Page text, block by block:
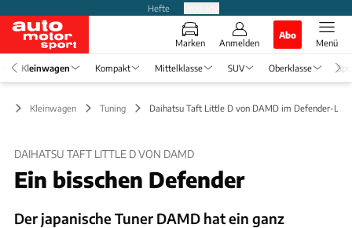
Hefte
Marken Anmelden
Abo
Menü
Kleinwagen Kompakt Mittelklasse SUV Oberklasse
Kleinwagen Tuning Daihatsu Taft Little D von DAMD im Defender-Look
DAIHATSU TAFT LITTLE D VON DAMD
Ein bisschen Defender
Der japanische Tuner DAMD hat ein ganz